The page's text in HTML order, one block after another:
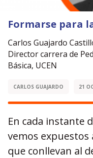
Formarse para
Carlos Guajardo
Director carrera de
Básica, UCEN
CARLOS GUAJARDO 21
En cada instante
vemos expuestos
que conllevan al